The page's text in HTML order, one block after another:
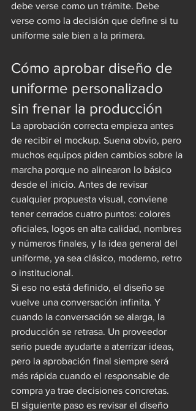
debe verse como un trámite. Debe
verse como la decisión que define si tu
uniforme sale bien a la primera.
Cómo aprobar diseño de
uniforme personalizado
sin frenar la producción
La aprobación correcta empieza antes
de recibir el mockup. Suena obvio, pero
muchos equipos piden cambios sobre la
marcha porque no alinearon lo básico
desde el inicio. Antes de revisar
cualquier propuesta visual, conviene
tener cerrados cuatro puntos: colores
oficiales, logos en alta calidad, nombres
y números finales, y la idea general del
uniforme, ya sea clásico, moderno, retro
o institucional.
Si eso no está definido, el diseño se
vuelve una conversación infinita. Y
cuando la conversación se alarga, la
producción se retrasa. Un proveedor
serio puede ayudarte a aterrizar ideas,
pero la aprobación final siempre será
más rápida cuando el responsable de
compra ya trae decisiones concretas.
El siguiente paso es revisar el diseño